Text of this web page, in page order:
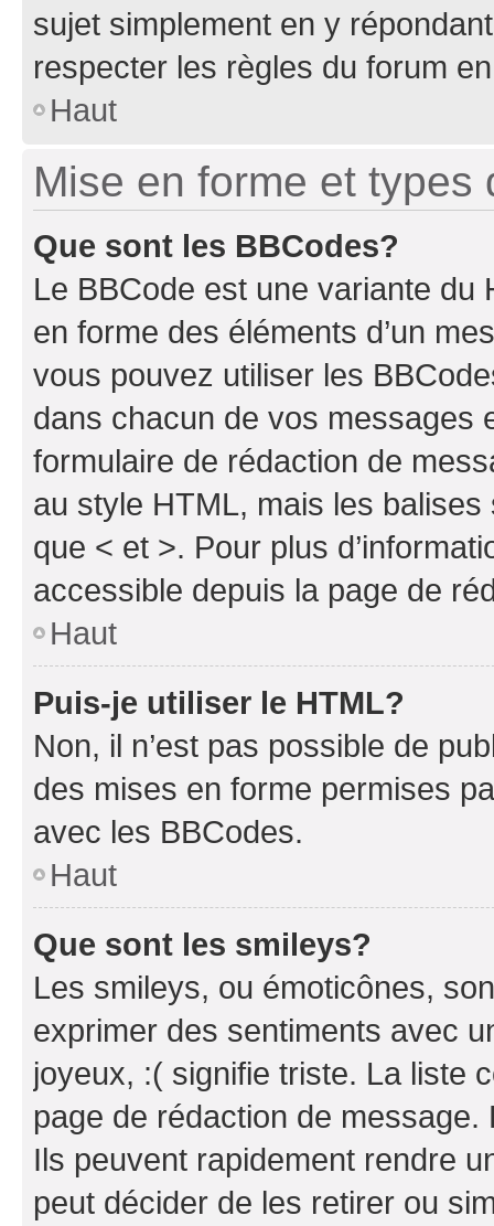
sujet simplement en y
respecter les règles du forum
Haut
Mise en forme et types
Que sont les BBCodes?
Le BBCode est une variante du
en forme des éléments d’un
vous pouvez utiliser les
dans chacun de vos messages
formulaire de rédaction de
au style HTML, mais les
que < et >. Pour plus
accessible depuis la page de
Haut
Puis-je utiliser le HTML?
Non, il n’est pas possible de
des mises en forme permises
avec les BBCodes.
Haut
Que sont les smileys?
Les smileys, ou émoticônes,
exprimer des sentiments avec
joyeux, :( signifie triste. La liste
page de rédaction de
Ils peuvent rapidement rendre
peut décider de les retirer ou